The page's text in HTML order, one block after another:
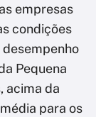
empresas
condições
Pequena
acima da
para os